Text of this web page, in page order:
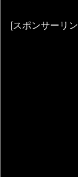
[スポンサーリ